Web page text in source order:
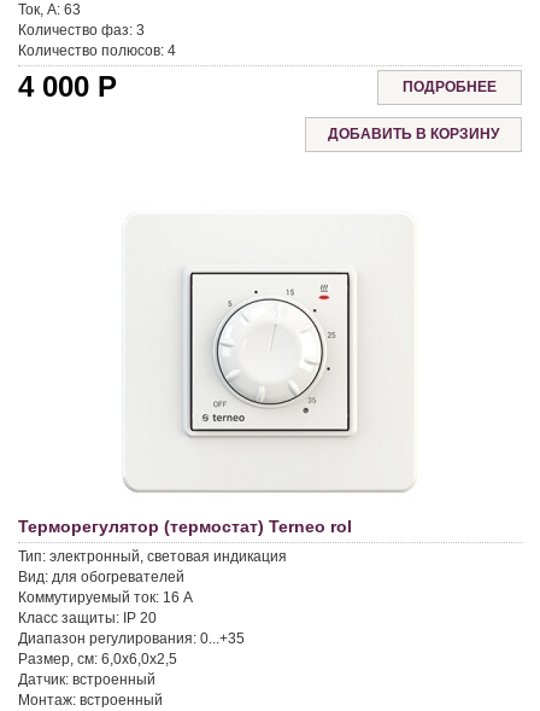
Ток, А: 63
Количество фаз: 3
Количество полюсов: 4
4 000 Р ПОДРОБНЕЕ
Терморегулятор (термостат) Terneo rol
Тип: электронный, световая индикация
Вид: для обогревателей
Коммутируемый ток: 16 A
Класс защиты: IP 20
Диапазон регулирования: 0...+35
Размер, см: 6,0x6,0x2,5
Датчик: встроенный
Монтаж: встроенный